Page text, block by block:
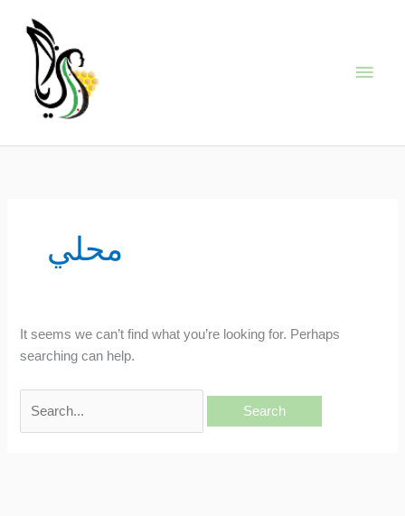
content
محلي
It seems we can’t find what you’re looking for. Perhaps
searching can help.